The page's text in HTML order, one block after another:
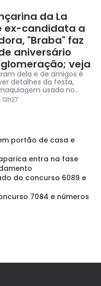
da La
ex-candidata a
"Braba" faz
aniversário
veja
dela e de amigos é
detalhes da festa,
usada no
portão de casa e
entra na fase
do concurso 6089 e
7084 e números